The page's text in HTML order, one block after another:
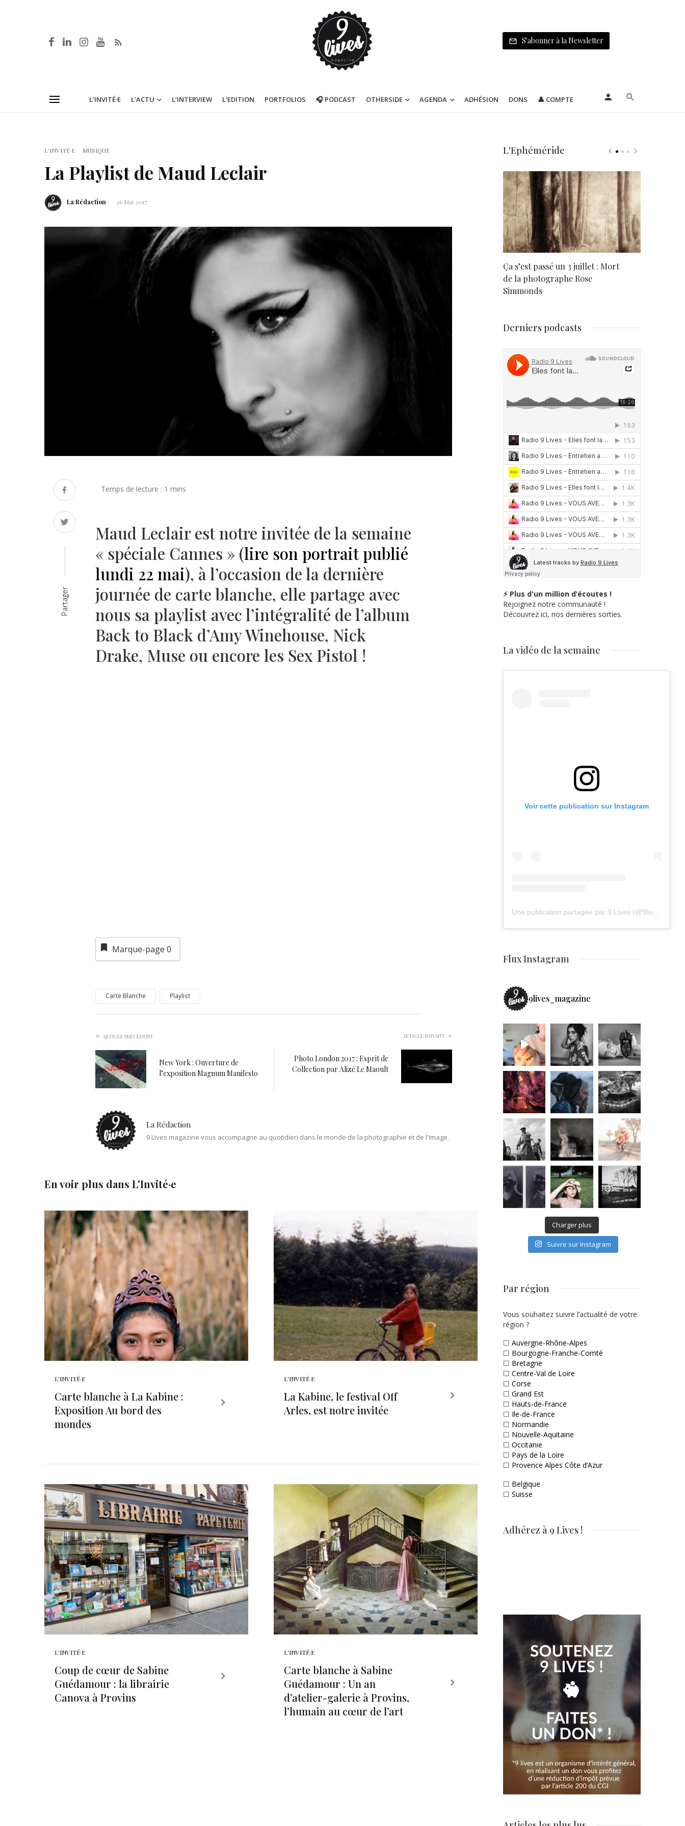
S'abonner à la Newsletter
L’INVITÉ·E L’ACTU L’INTERVIEW L’EDITION PORTFOLIOS 🎧 PODCAST OTHERSIDE AGENDA ADHÉSION DONS 👤 COMPTE
L'INVITÉ·E MUSIQUE
La Playlist de Maud Leclair
La Rédaction 26 Mai 2017
Partager
Maud Leclair est notre invitée de la semaine
« spéciale Cannes » (lire son portrait publié
lundi 22 mai), à l’occasion de la dernière
journée de carte blanche, elle partage avec
nous sa playlist avec l’intégralité de l’album
Back to Black d’Amy Winehouse, Nick
Drake, Muse ou encore les Sex Pistol !
Marque-page 0
Carte Blanche Playlist
ARTICLE PRÉCÉDENT
New York : Ouverture de
l’exposition Magnum Manifesto
ARTICLE SUIVANT
Photo London 2017 : Esprit de
Collection par Alizé Le Maoult
La Rédaction
9 Lives magazine vous accompagne au quotidien dans le monde de la photographie et de l'Image.
En voir plus dans L'Invité·e
L'INVITÉ·E
Carte blanche à La Kabine :
Exposition Au bord des
mondes
L'INVITÉ·E
La Kabine, le festival Off
Arles, est notre invitée
L'INVITÉ·E
Coup de cœur de Sabine
Guédamour : la librairie
Canova à Provins
L'INVITÉ·E
Carte blanche à Sabine
Guédamour : Un an
d’atelier-galerie à Provins,
l’humain au cœur de l’art
L'Ephéméride
Né un 2 juillet : André Kertész
Né un 1er juillet : Léonard
Misonne
Ça s’est passé un 3 juillet : Mort
de la photographe Rose
Simmonds
Derniers podcasts
⚡ Plus d'un million d’écoutes !
Rejoignez notre communauté !
Découvrez ici, nos dernières sorties.
La vidéo de la semaine
Voir cette publication sur Instagram
Flux Instagram
9lives_magazine
Charger plus
Suivre sur Instagram
Par région
Vous souhaitez suivre l’actualité de votre
région ?
☐ Auvergne-Rhône-Alpes
☐ Bourgogne-Franche-Comté
☐ Bretagne
☐ Centre-Val de Loire
☐ Corse
☐ Grand Est
☐ Hauts-de-France
☐ Ile-de-France
☐ Normandie
☐ Nouvelle-Aquitaine
☐ Occitanie
☐ Pays de la Loire
☐ Provence Alpes Côte d’Azur
☐ Belgique
☐ Suisse
Adhérez à 9 Lives !